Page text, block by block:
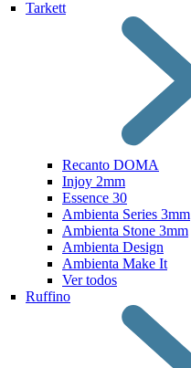
Tarkett
Recanto DOMA
Injoy 2mm
Essence 30
Ambienta Series 3mm
Ambienta Stone 3mm
Ambienta Design
Ambienta Make It
Ver todos
Ruffino